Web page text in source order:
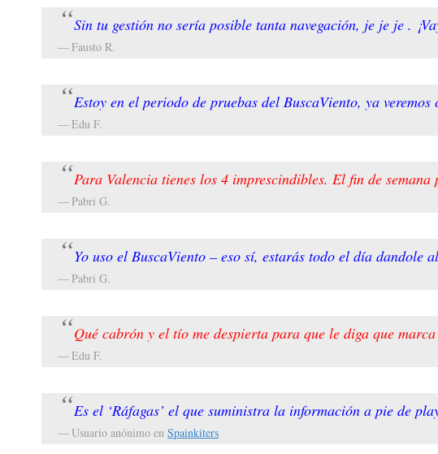
Sin tu gestión no sería posible tanta navegación, je je je .
Fausto R.
Estoy en el periodo de pruebas del BuscaViento, ya
Edu F.
Para Valencia tienes los 4 imprescindibles. El fin de
Pabri G.
Yo uso el BuscaViento – eso sí, estarás todo el día dandole
Pabri G.
Qué cabrón y el tío me despierta para que le diga que
Edu F.
Es el ‘Ráfagas’ el que suministra la información a pie de
Usuario anónimo en Spainkiters